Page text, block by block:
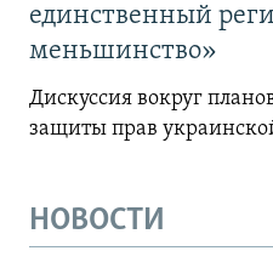
единственный
меньшинство»
Дискуссия вокруг
защиты прав
НОВОСТИ